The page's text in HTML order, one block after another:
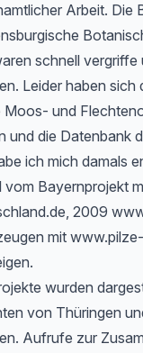
Arbeit. Die
schnell
Leider haben
Moos- und
und die Datenbank
ich mich damals
vom Bayernprojekt
2009
mit
wurden
von Thüringen
Aufrufe zur